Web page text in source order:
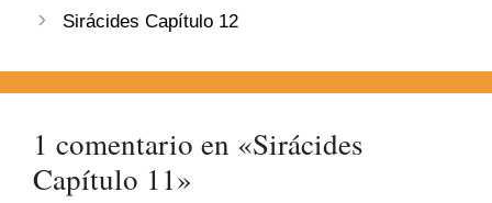
Sirácides Capítulo 12
1 comentario en «Sirácides
Capítulo 11»